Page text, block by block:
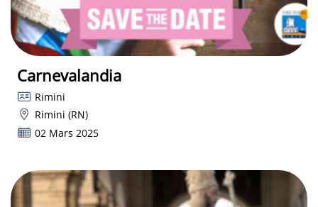
Carnevalandia
Rimini
Rimini (RN)
02 Mars 2025